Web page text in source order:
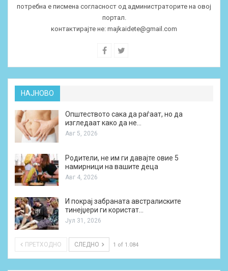
потребна е писмена согласност од администраторите на овој
портал.
контактирајте не: majkaidete@gmail.com
НАЈНОВО
Општеството сака да раѓаат, но да
изгледаат како да не…
Авг 5, 2026
Родители, не им ги давајте овие 5
намирници на вашите деца
Авг 4, 2026
И покрај забраната австралиските
тинејџери ги користат…
Јул 31, 2026
ПРЕТХОДНО СЛЕДНО 1 of 1.084